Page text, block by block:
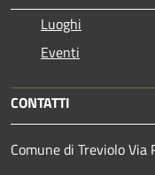
Luoghi
Eventi
CONTATTI
Comune di Treviolo Via